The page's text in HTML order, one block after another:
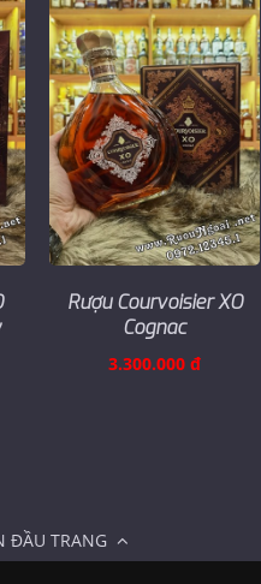
Rượu Courvoisier XO
Cognac
3.300.000 đ
ĐẦU TRANG